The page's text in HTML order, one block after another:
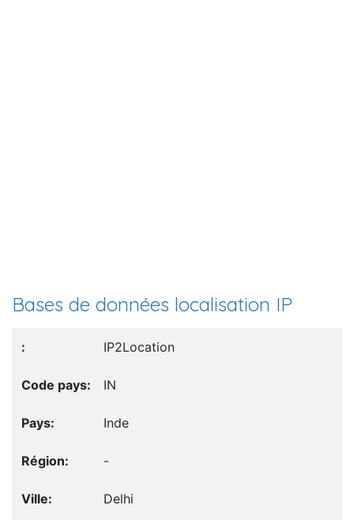
Bases de données localisation IP
IP2Location
IN
Inde
-
Delhi